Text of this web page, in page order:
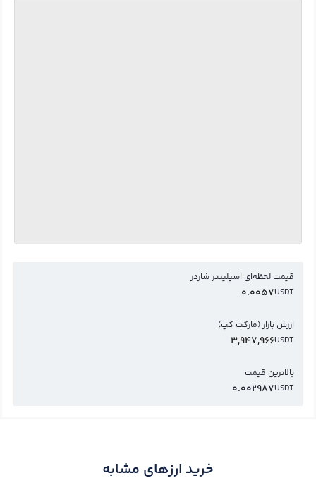
قیمت لحظه‌ای اسپلینتر شاردز
USDT
0.0057
ارزش بازار (مارکت کپ)
USDT
3,947,966
بالاترین قیمت
USDT
0.002987
خرید ارزهای مشابه